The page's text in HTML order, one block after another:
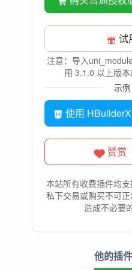
试
注意：导入
用 3.1.0 以上版
示例
使用
赞赏
本站所有收费插件均
私下交易或购买不可
造成不必要
他的插件